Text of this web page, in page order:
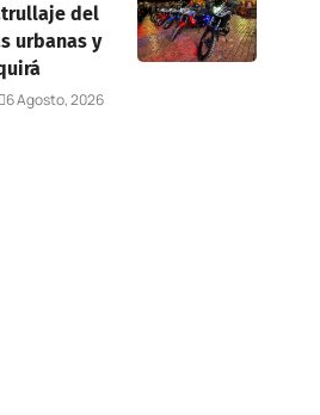
del
urbanas y
6 Agosto, 2026